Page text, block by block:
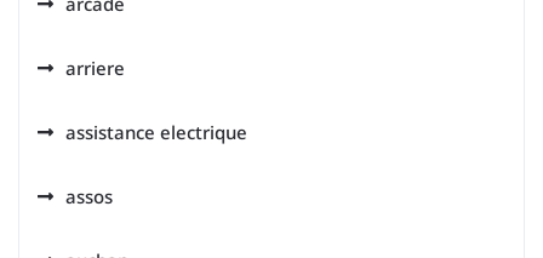
arriere
assistance electrique
assos